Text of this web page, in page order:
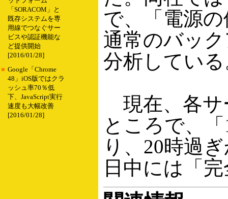
「SORACOM」と
既存システムを専
用線でつなぐサー
ビスや認証機能な
ど提供開始
[2016/01/28]
■ Google「Chrome
48」iOS版ではクラ
ッシュ率70％低
下、JavaScript実行
速度も大幅改善
[2016/01/28]
で、「電源
通常のバッ
分析してい
現在、各サ
ところで、
り、20時過
日中には「